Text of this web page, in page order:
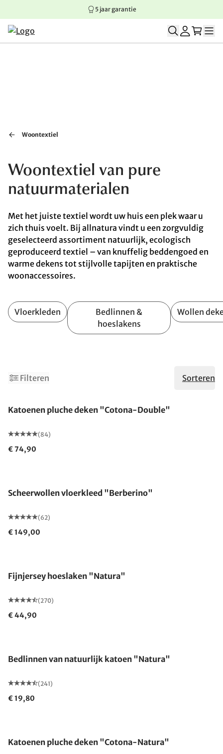
Springen naar hoofdinhoud
Springen naar hoofdnavigatie
Springen naar voettekst
5 jaar garantie
Woontextiel
Woontextiel van pure
natuurmaterialen
Met het juiste textiel wordt uw huis een plek waar u
zich thuis voelt. Bij allnatura vindt u een zorgvuldig
geselecteerd assortiment natuurlijk, ecologisch
geproduceerd textiel – van knuffelig beddengoed en
warme dekens tot stijlvolle tapijten en praktische
woonaccessoires.
Vloerkleden
Bedlinnen &
hoeslakens
Wollen
Filteren Sorteren
Katoenen pluche deken "Cotona-Double"
(84)
€ 74,90
Scheerwollen vloerkleed "Berberino"
(62)
€ 149,00
Fijnjersey hoeslaken "Natura"
(270)
€ 44,90
Bedlinnen van natuurlijk katoen "Natura"
(241)
€ 19,80
Katoenen pluche deken "Cotona-Natura"
4